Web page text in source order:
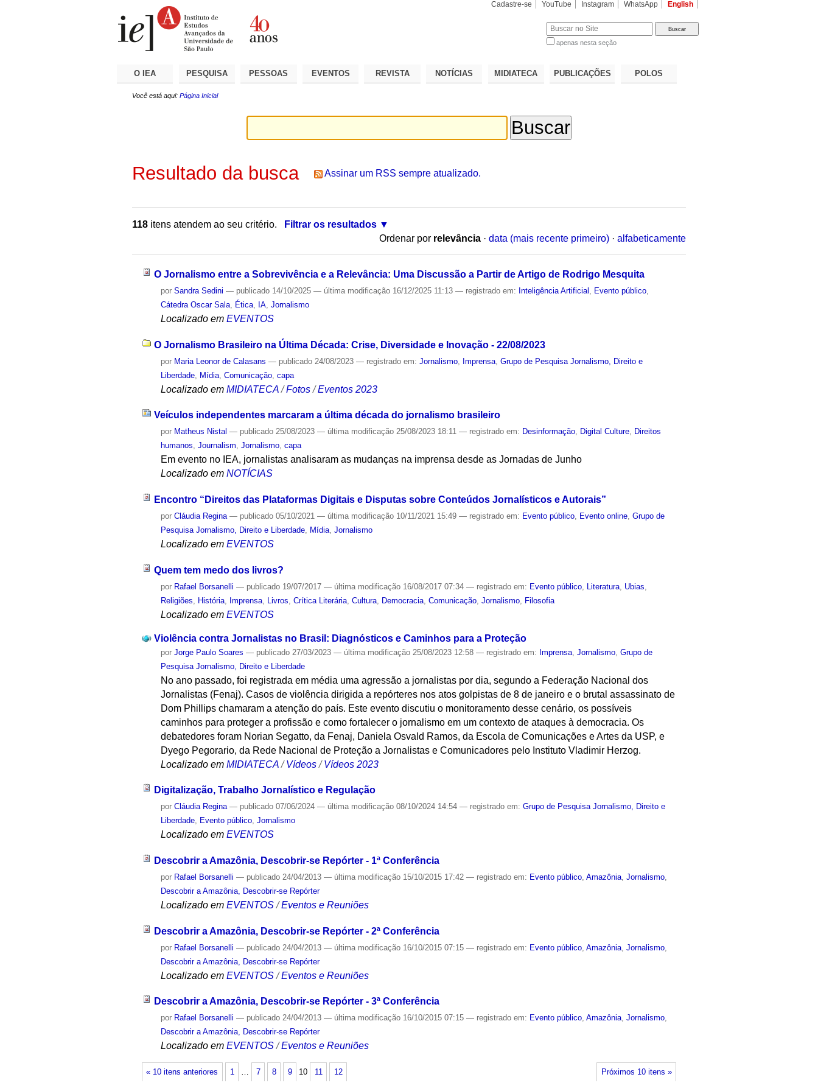
Cadastre-se YouTube Instagram WhatsApp English
apenas nesta seção
O IEA PESQUISA PESSOAS EVENTOS REVISTA NOTÍCIAS MIDIATECA PUBLICAÇÕES POLOS
Você está aqui: Página Inicial
Resultado da busca Assinar um RSS sempre atualizado.
118 itens atendem ao seu critério.
Filtrar os resultados
Ordenar por relevância · data (mais recente primeiro) · alfabeticamente
O Jornalismo entre a Sobrevivência e a Relevância: Uma Discussão a Partir de Artigo de Rodrigo Mesquita
porSandra Sedini — publicado 14/10/2025— última modificação 16/12/2025 11:13— registrado em: Inteligência Artificial Evento público
Cátedra Oscar Sala
Ética IA ,Jornalismo
Localizado em EVENTOS
O Jornalismo Brasileiro na Última Década: Crise, Diversidade e Inovação - 22/08/2023
por Maria Leonor de Calasans — publicado 24/08/2023— registrado em:Jornalismo Imprensa ,Grupo de Pesquisa Jornalismo, Direito e
Liberdade Mídia ,Comunicação ,capa
Localizado em MIDIATECA /Fotos /Eventos 2023
Veículos independentes marcaram a última década do jornalismo brasileiro
por Matheus Nistal — publicado 25/08/2023— última modificação 25/08/2023 18:11— registrado em: Desinformação, Digital Culture, Direitos
humanos,Journalism,Jornalismo,capa
Em evento no IEA, jornalistas analisaram as mudanças na imprensa desde as Jornadas de Junho
Localizado em NOTÍCIAS
Encontro “Direitos das Plataformas Digitais e Disputas sobre Conteúdos Jornalísticos e Autorais”
porCláudia Regina — publicado 05/10/2021— última modificação 10/11/2021 15:49— registrado em: Evento público, Evento online,Grupo de
Pesquisa Jornalismo, Direito e Liberdade, Mídia,Jornalismo
Localizado em EVENTOS
Quem tem medo dos livros?
por Rafael Borsanelli — publicado 19/07/2017— última modificação 16/08/2017 07:34— registrado em: Evento público Literatura Ubias
Religiões
História Imprensa Livros ,Crítica Literária ,Cultura Democracia ,Comunicação ,Jornalismo Filosofia
Localizado em EVENTOS
Violência contra Jornalistas no Brasil: Diagnósticos e Caminhos para a Proteção
porJorge Paulo Soares — publicado 27/03/2023— última modificação 25/08/2023 12:58— registrado em: Imprensa ,Jornalismo ,Grupo de
Pesquisa Jornalismo, Direito e Liberdade
No ano passado, foi registrada em média uma agressão a jornalistas por dia, segundo a Federação Nacional dos
Jornalistas (Fenaj). Casos de violência dirigida a repórteres nos atos golpistas de 8 de janeiro e o brutal assassinato de
Dom Phillips chamaram a atenção do país. Este evento discutiu o monitoramento desse cenário, os possíveis
caminhos para proteger a profissão e como fortalecer o jornalismo em um contexto de ataques à democracia. Os
debatedores foram Norian Segatto, da Fenaj, Daniela Osvald Ramos, da Escola de Comunicações e Artes da USP, e
Dyego Pegorario, da Rede Nacional de Proteção a Jornalistas e Comunicadores pelo Instituto Vladimir Herzog.
Localizado em MIDIATECA /Vídeos /Vídeos 2023
Digitalização, Trabalho Jornalístico e Regulação
porCláudia Regina — publicado 07/06/2024— última modificação 08/10/2024 14:54— registrado em:Grupo de Pesquisa Jornalismo, Direito e
Liberdade, Evento público,Jornalismo
Localizado em EVENTOS
Descobrir a Amazônia, Descobrir-se Repórter - 1ª Conferência
por Rafael Borsanelli — publicado 24/04/2013— última modificação 15/10/2015 17:42— registrado em: Evento público ,Amazônia ,Jornalismo
Descobrir a Amazônia, Descobrir-se Repórter
Localizado em EVENTOS /Eventos e Reuniões
Descobrir a Amazônia, Descobrir-se Repórter - 2ª Conferência
por Rafael Borsanelli — publicado 24/04/2013— última modificação 16/10/2015 07:15— registrado em: Evento público ,Amazônia ,Jornalismo
Descobrir a Amazônia, Descobrir-se Repórter
Localizado em EVENTOS /Eventos e Reuniões
Descobrir a Amazônia, Descobrir-se Repórter - 3ª Conferência
por Rafael Borsanelli — publicado 24/04/2013— última modificação 16/10/2015 07:15— registrado em: Evento público,Amazônia,Jornalismo,
Descobrir a Amazônia, Descobrir-se Repórter
Localizado em EVENTOS /Eventos e Reuniões
« 10 itens anteriores Próximos 10 itens »
1 7 8 9 10 11 12